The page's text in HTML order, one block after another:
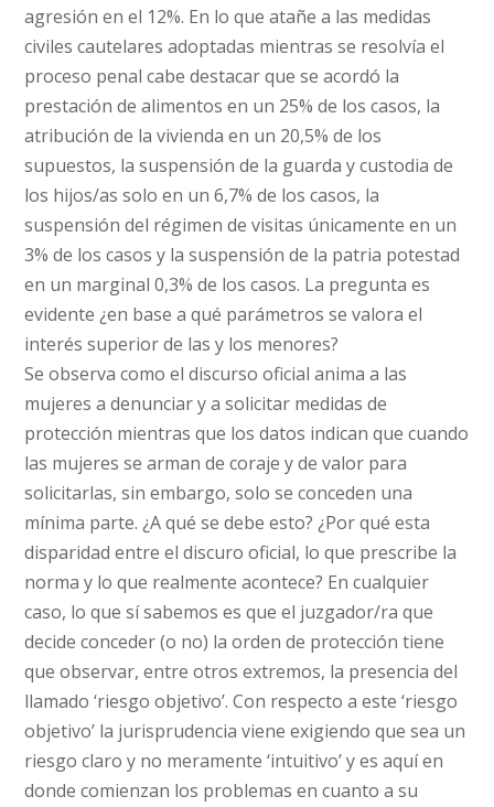
agresión en el 12%. En lo que atañe a las medidas
civiles cautelares adoptadas mientras se resolvía el
proceso penal cabe destacar que se acordó la
prestación de alimentos en un 25% de los casos, la
atribución de la vivienda en un 20,5% de los
supuestos, la suspensión de la guarda y custodia de
los hijos/as solo en un 6,7% de los casos, la
suspensión del régimen de visitas únicamente en un
3% de los casos y la suspensión de la patria potestad
en un marginal 0,3% de los casos. La pregunta es
evidente ¿en base a qué parámetros se valora el
interés superior de las y los menores?
Se observa como el discurso oficial anima a las
mujeres a denunciar y a solicitar medidas de
protección mientras que los datos indican que cuando
las mujeres se arman de coraje y de valor para
solicitarlas, sin embargo, solo se conceden una
mínima parte. ¿A qué se debe esto? ¿Por qué esta
disparidad entre el discuro oficial, lo que prescribe la
norma y lo que realmente acontece? En cualquier
caso, lo que sí sabemos es que el juzgador/ra que
decide conceder (o no) la orden de protección tiene
que observar, entre otros extremos, la presencia del
llamado ‘riesgo objetivo’. Con respecto a este ‘riesgo
objetivo’ la jurisprudencia viene exigiendo que sea un
riesgo claro y no meramente ‘intuitivo’ y es aquí en
donde comienzan los problemas en cuanto a su